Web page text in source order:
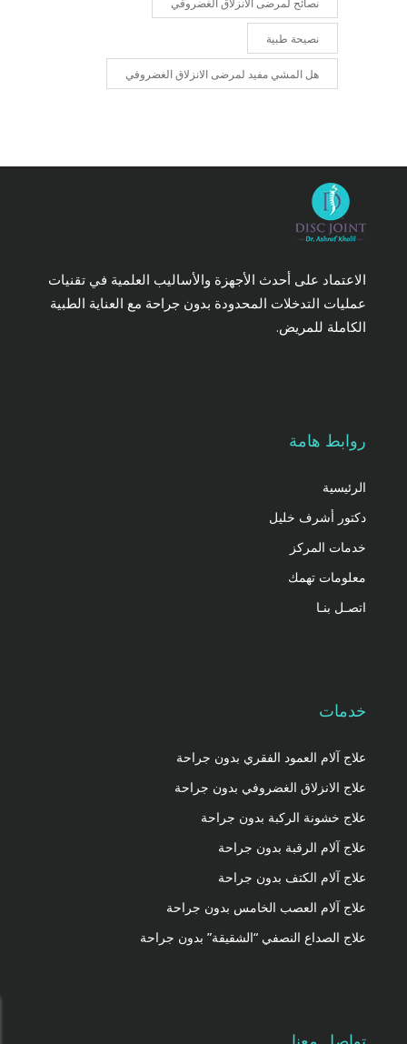
نصائح لمرضى الانزلاق الغضروفي
نصيحة طبية
هل المشي مفيد لمرضى الانزلاق الغضروفي
الاعتماد على أحدث الأجهزة والأساليب العلمية في تقنيات
عمليات التدخلات المحدودة بدون جراحة مع العناية الطبية
الكاملة للمريض.
روابط هامة
الرئيسية
دكتور أشرف خليل
خدمات المركز
معلومات تهمك
اتصـل بنـا
خدمات
علاج آلام العمود الفقري بدون جراحة
علاج الانزلاق الغضروفي بدون جراحة
علاج خشونة الركبة بدون جراحة
علاج آلام الرقبة بدون جراحة
علاج آلام الكتف بدون جراحة
علاج آلام العصب الخامس بدون جراحة
علاج الصداع النصفي “الشقيقة” بدون جراحة